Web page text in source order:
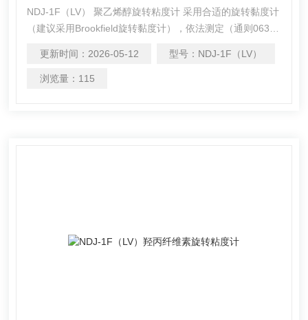
NDJ-1F（LV） 聚乙烯醇旋转粘度计 采用合适的旋转黏度计
（建议采用Brookfield旋转黏度计），依法测定（通则0633
～115.0%。
更新时间： 2026-05-12 型号： NDJ-1F（LV）
浏览量： 115